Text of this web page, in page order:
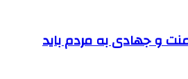
و جهادی به مردم باید